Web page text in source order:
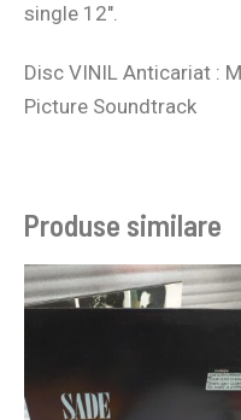
single 12″.
Disc VINIL Anticariat :
Picture Soundtrack
Produse similare